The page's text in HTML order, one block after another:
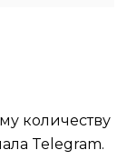
количеству
Telegram.